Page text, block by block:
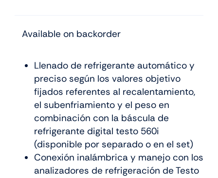
Available on backorder
Llenado de refrigerante automático y
preciso según los valores objetivo
fijados referentes al recalentamiento,
el subenfriamiento y el peso en
combinación con la báscula de
refrigerante digital testo 560i
(disponible por separado o en el set)
Conexión inalámbrica y manejo con los
analizadores de refrigeración de Testo